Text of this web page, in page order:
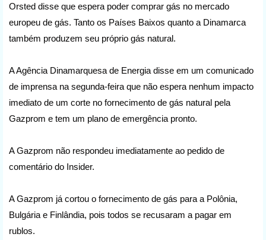
Orsted disse que espera poder comprar gás no mercado
europeu de gás. Tanto os Países Baixos quanto a Dinamarca
também produzem seu próprio gás natural.
A Agência Dinamarquesa de Energia disse em um comunicado
de imprensa na segunda-feira que não espera nenhum impacto
imediato de um corte no fornecimento de gás natural pela
Gazprom e tem um plano de emergência pronto.
A Gazprom não respondeu imediatamente ao pedido de
comentário do Insider.
A Gazprom já cortou o fornecimento de gás para a Polônia,
Bulgária e Finlândia, pois todos se recusaram a pagar em
rublos.